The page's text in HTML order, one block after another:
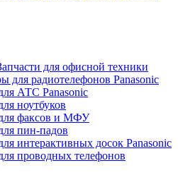
для офисной техники
для радиотелефонов Panasonic
АТС Panasonic
ноутбуков
факсов и МФУ
пин-падов
интерактивных досок Panasonic
проводных телефонов